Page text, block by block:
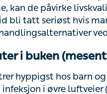
ved plagsomme
i buken
hyppigst hos barn og
i øvre luftveier
men går